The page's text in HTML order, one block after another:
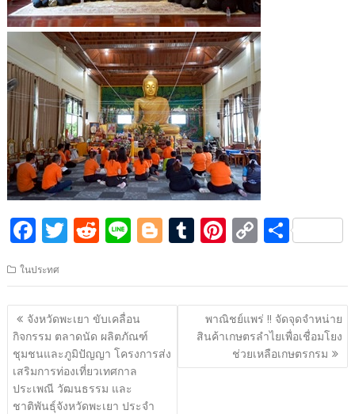
F
e
b
o
o
k
T
itt
er
R
d
di
t
Li
e
Bl
g
g
T
m
bl
r
Pi
er
e
st
C
p
y
Li
n
S
ar
e
ในประทศ
แนะแนว
เรื่อง
จังหวัดพะเยา ขับเคลื่อน
กิจกรรม ตลาดนัด ผลิตภัณฑ์
ชุมชนและภูมิปัญญา โครงการส่ง
เสริมการท่องเที่ยวเทศกาล
ประเพณี วัฒนธรรม และ
ชาติพันธุ์จังหวัดพะเยา ประจำ
พาณิชย์แพร่ !! จัดจุดจำหน่าย
สินค้าเกษตรลำไยเพื่อเชื่อมโยง
ช่วยเหลือเกษตรกรม